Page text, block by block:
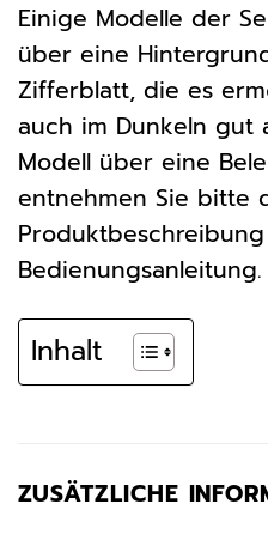
Einige Modelle der
über eine
Zifferblatt, die es
auch im Dunkeln gut
Modell über eine
entnehmen Sie bitte
Bedienungsanleitung.
Inhalt
ZUSÄTZLICHE